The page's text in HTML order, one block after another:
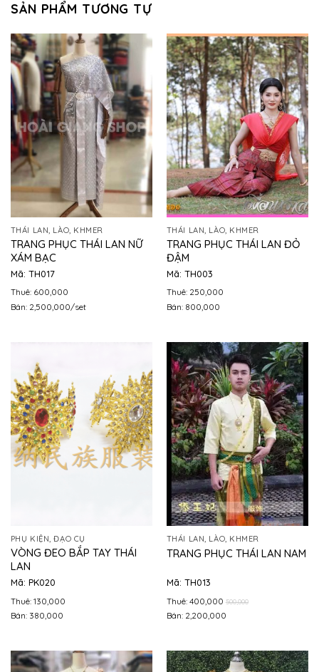
SẢN PHẨM TƯƠNG TỰ
THÁI LAN, LÀO, KHMER
TRANG PHỤC THÁI LAN NỮ
XÁM BẠC
Mã: TH017
Thuê: 600,000
Bán: 2,500,000/set
THÁI LAN, LÀO, KHMER
TRANG PHỤC THÁI LAN ĐỎ
ĐẬM
Mã: TH003
Thuê: 250,000
Bán: 800,000
PHỤ KIỆN, ĐẠO CỤ
VÒNG ĐEO BẮP TAY THÁI
LAN
Mã: PK020
Thuê: 130,000
Bán: 380,000
THÁI LAN, LÀO, KHMER
TRANG PHỤC THÁI LAN NAM
Mã: TH013
Thuê: 400,000 500,000
Bán: 2,200,000